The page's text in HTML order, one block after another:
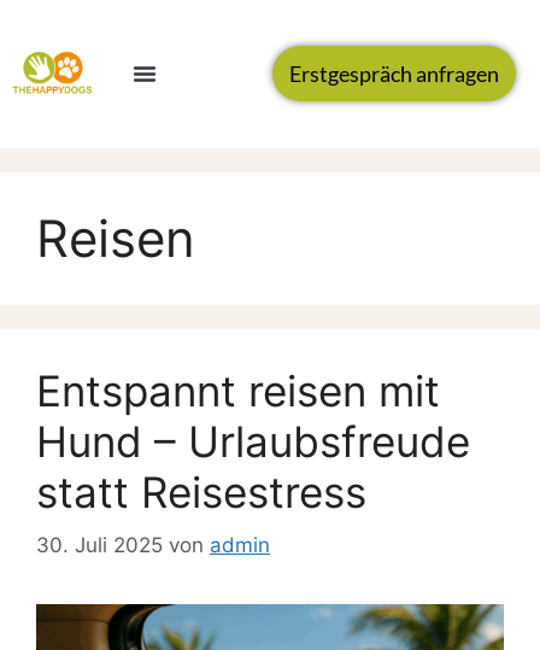
Erstgespräch anfragen
Reisen
Entspannt reisen mit
Hund – Urlaubsfreude
statt Reisestress
30. Juli 2025 von admin